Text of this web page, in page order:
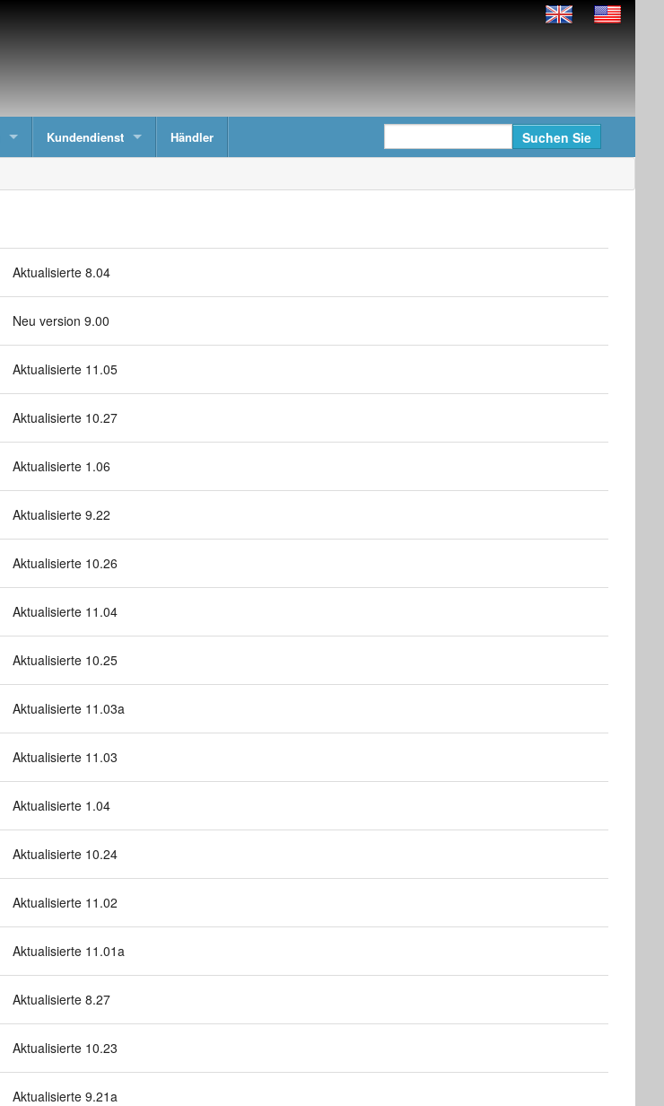
Kundendienst Händler
Aktualisierte 8.04
Neu version 9.00
Aktualisierte 11.05
Aktualisierte 10.27
Aktualisierte 1.06
Aktualisierte 9.22
Aktualisierte 10.26
Aktualisierte 11.04
Aktualisierte 10.25
Aktualisierte 11.03a
Aktualisierte 11.03
Aktualisierte 1.04
Aktualisierte 10.24
Aktualisierte 11.02
Aktualisierte 11.01a
Aktualisierte 8.27
Aktualisierte 10.23
Aktualisierte 9.21a